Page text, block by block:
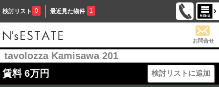
検討リスト 0 最近見た物件 1
お問合せ
tavolozza Kamisawa 201
賃料 6万円 検討リストに追加